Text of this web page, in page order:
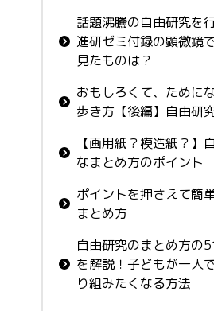
話題沸騰の自由研究を
進研ゼミ付録の顕微鏡
見たものは？
おもしろくて、ために
歩き方【後編】自由研
【画用紙？模造紙？】
なまとめ方のポイント
ポイントを押さえて簡
まとめ方
自由研究のまとめ方の
を解説！子どもが一人
り組みたくなる方法